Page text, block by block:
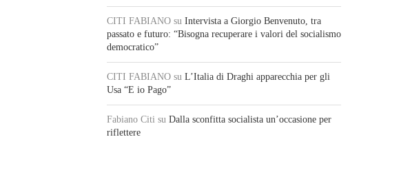
CITI FABIANO su Intervista a Giorgio Benvenuto, tra
passato e futuro: “Bisogna recuperare i valori del socialismo
democratico”
CITI FABIANO su L’Italia di Draghi apparecchia per gli
Usa “E io Pago”
Fabiano Citi su Dalla sconfitta socialista un’occasione per
riflettere